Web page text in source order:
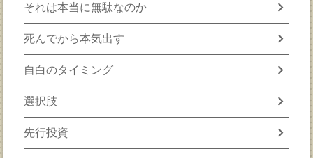
それは本当に無駄なのか chevron_right
死んでから本気出す chevron_right
自白のタイミング chevron_right
選択肢 chevron_right
先行投資 chevron_right